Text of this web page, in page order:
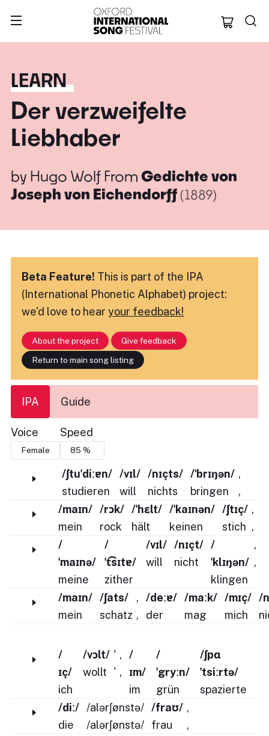
Oxford
LEARN
Der verzweifelte
Liebhaber
by Hugo Wolf From Gedichte von
Joseph von Eichendorff(1889)
Beta Feature! This is part of the IPA
(International Phonetic Alphabet) project:
we'd love to hear your feedback!
About the project
Give feedback
Return to main song listing
IPA Guide
Voice Speed
/ʃtuˈdiːɐn/
studieren
/vɪl/
will
/nɪçts/
nichts
/ˈbrɪŋən/
bringen
,
,
/maɪn/
mein
/rɔk/
rock
/ˈhɛlt/
hält
/ˈkaɪnən/
keinen
/ʃtɪç/
stich
,
,
/
ˈmaɪnə/
meine
/
ˈt͡sɪtɐ/
zither
/vɪl/
will
/nɪçt/
nicht
/
ˈklɪŋən/
klingen
,
,
/maɪn/
mein
/ʃats/
schatz
,
,
/deːɐ/
der
/maːk/
mag
/mɪç/
mich
/
/
ɪç/
ich
/vɔlt/
wollt
'
'
,
,
/
ɪm/
im
/
ˈgryːn/
grün
/ʃpɑ
ˈtsiːrtə/
spazierte
/diː/
die
/alərʃønstə/
/alərʃønstə/
/fraʊ/
frau
,
,